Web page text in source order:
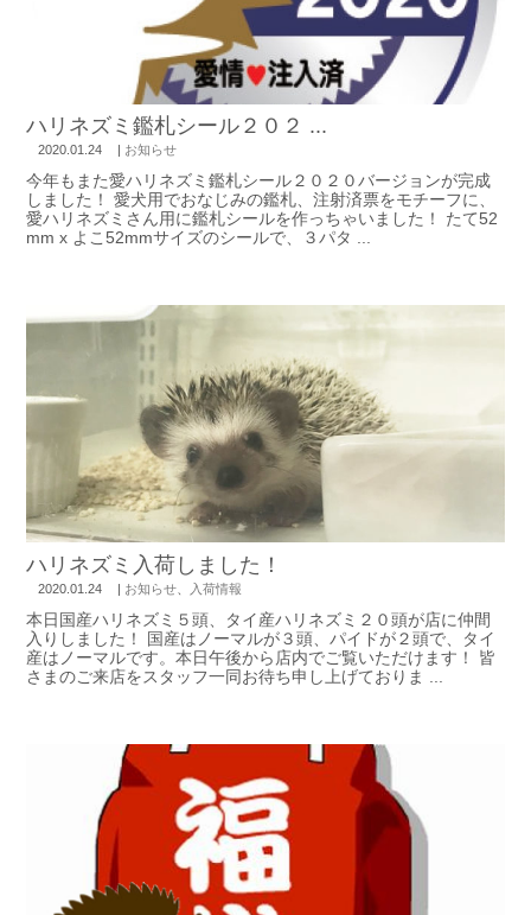
ハリネズミ鑑札シール２０２ ...
2020.01.24 | お知らせ
今年もまた愛ハリネズミ鑑札シール２０２０バージョンが完成
しました！ 愛犬用でおなじみの鑑札、注射済票をモチーフに、
愛ハリネズミさん用に鑑札シールを作っちゃいました！ たて52
mm x よこ52mmサイズのシールで、３パタ ...
ハリネズミ入荷しました！
2020.01.24 | お知らせ 入荷情報
本日国産ハリネズミ５頭、タイ産ハリネズミ２０頭が店に仲間
入りしました！ 国産はノーマルが３頭、パイドが２頭で、タイ
産はノーマルです。本日午後から店内でご覧いただけます！ 皆
さまのご来店をスタッフ一同お待ち申し上げておりま ...